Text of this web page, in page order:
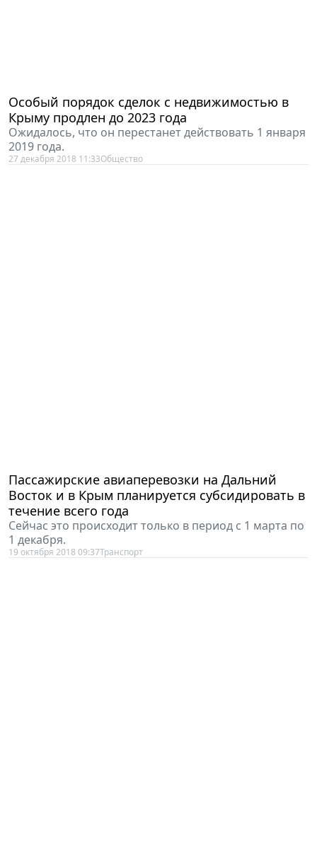
Особый порядок сделок с недвижимостью в
Крыму продлен до 2023 года
Ожидалось, что он перестанет действовать 1 января
2019 года.
27 декабря 2018 11:33Общество
Пассажирские авиаперевозки на Дальний
Восток и в Крым планируется субсидировать в
течение всего года
Сейчас это происходит только в период с 1 марта по
1 декабря.
19 октября 2018 09:37Транспорт